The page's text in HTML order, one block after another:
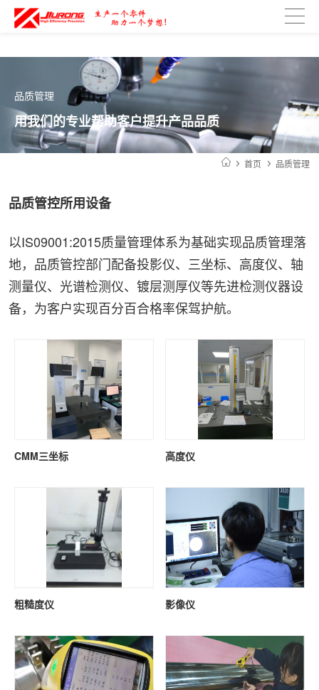
侧发光有什么区别 琛芯LED工业照明产品：独特陶瓷散热技术
品质管理
用我们的专业帮助客户提升产品品质
首页 品质管理
品质管控所用设备
以IS09001:2015质量管理体系为基础实现品质管理落
地，品质管控部门配备投影仪、三坐标、高度仪、轴
测量仪、光谱检测仪、镀层测厚仪等先进检测仪器设
备，为客户实现百分百合格率保驾护航。
CMM三坐标 高度仪
粗糙度仪 影像仪